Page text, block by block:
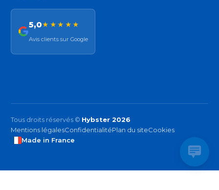
5,0★★★★★
Avis clients sur Google
Tous droits réservés © Hybster 2026
Mentions légalesConfidentialitéPlan du siteCookies
Made in France